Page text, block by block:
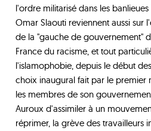
l'ordre militarisé dans les
Omar Slaouti reviennent aussi sur
de la "gauche de gouvernement"
France du racisme, et tout
l'islamophobie, depuis le début
choix inaugural fait par le premier
les membres de son
Auroux d'assimiler à un
réprimer, la grève des travailleurs